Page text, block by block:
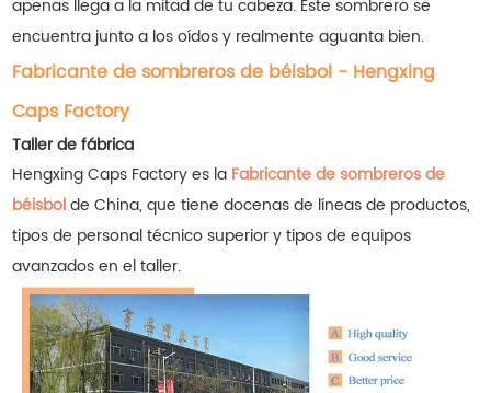
apenas llega a la mitad de tu cabeza. Este sombrero se
encuentra junto a los oídos y realmente aguanta bien.
Fabricante de sombreros de béisbol - Hengxing
Caps Factory
Taller de fábrica
Hengxing Caps Factory es la Fabricante de sombreros de
béisbolde China, que tiene docenas de líneas de productos,
tipos de personal técnico superior y tipos de equipos
avanzados en el taller.